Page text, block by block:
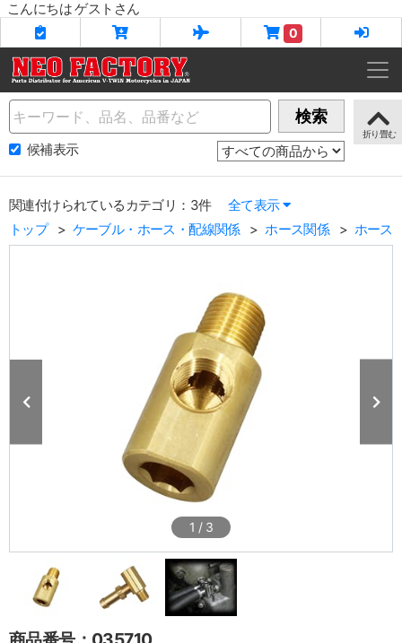
こんにちは ゲストさん
0
Name 検索
候補表示
関連付けられているカテゴリ：3件
全て表示
トップ
ケーブル・ホース・配線関係 ホース関係 ホース
1 / 3